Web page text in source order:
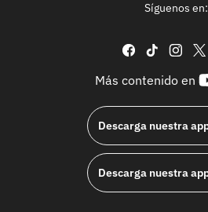
Síguenos en:
facebook
tiktok
Más contenido en
Descarga nuestra
Descarga nuestra